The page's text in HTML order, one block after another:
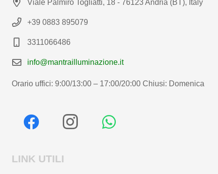
Viale Palmiro Togliatti, 18 - 76123 Andria (BT), Italy
+39 0883 895079
3311066486
info@mantrailluminazione.it
Orario uffici: 9:00/13:00 – 17:00/20:00 Chiusi: Domenica
LINK UTILI